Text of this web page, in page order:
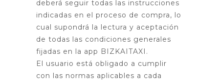
deberá seguir todas las instrucciones
indicadas en el proceso de compra, lo
cual supondrá la lectura y aceptación
de todas las condiciones generales
fijadas en la app BIZKAITAXI.
El usuario está obligado a cumplir
con las normas aplicables a cada